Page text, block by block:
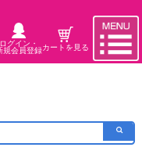
ログイン・
規会員登録カートを見る